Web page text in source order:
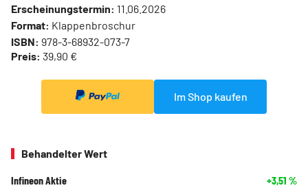
Erscheinungstermin: 11.06.2026
Format: Klappenbroschur
ISBN: 978-3-68932-073-7
Preis: 39,90 €
Im Shop kaufen
Behandelter Wert
Infineon Aktie +3,51 %